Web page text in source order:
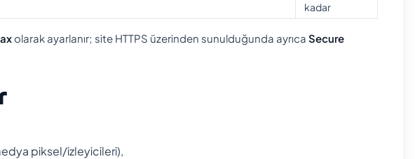
kadar
olarak ayarlanır; site HTTPS üzerinden sunulduğunda ayrıca Secure
piksel/izleyicileri),